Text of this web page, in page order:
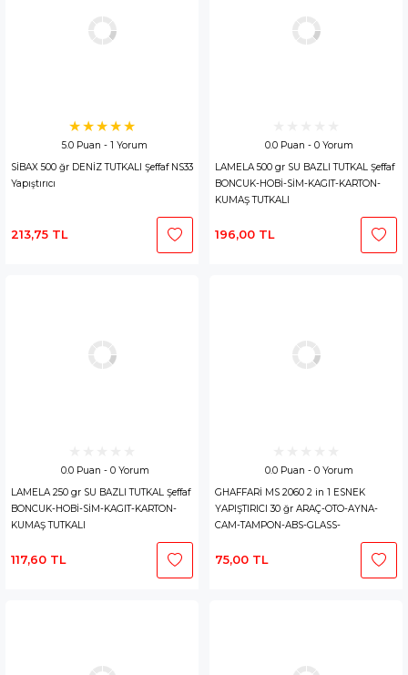
5.0 Puan - 1 Yorum
SİBAX 500 ğr DENİZ TUTKALI Şeffaf NS33
Yapıştırıcı
213,75 TL
0.0 Puan - 0 Yorum
LAMELA 500 gr SU BAZLI TUTKAL Şeffaf
BONCUK-HOBİ-SİM-KAGIT-KARTON-
KUMAŞ TUTKALI
196,00 TL
0.0 Puan - 0 Yorum
LAMELA 250 gr SU BAZLI TUTKAL Şeffaf
BONCUK-HOBİ-SİM-KAGIT-KARTON-
KUMAŞ TUTKALI
117,60 TL
0.0 Puan - 0 Yorum
GHAFFARİ MS 2060 2 in 1 ESNEK
YAPIŞTIRICI 30 ğr ARAÇ-OTO-AYNA-
CAM-TAMPON-ABS-GLASS-
POLYCARBONATE-PVC-METAL-AHŞAP
75,00 TL